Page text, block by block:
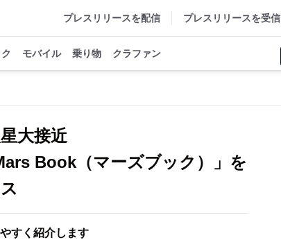
プレスリリースを配信 プレスリリースを受信
モバイル 乗り物 クラファン
大接近
Book（マーズブック）」を
すく紹介します